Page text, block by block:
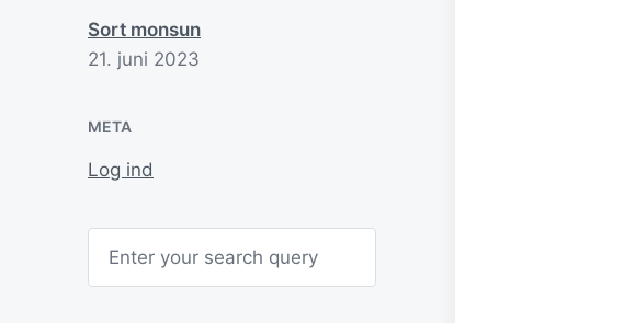
Sort monsun
21. juni 2023
META
Log ind